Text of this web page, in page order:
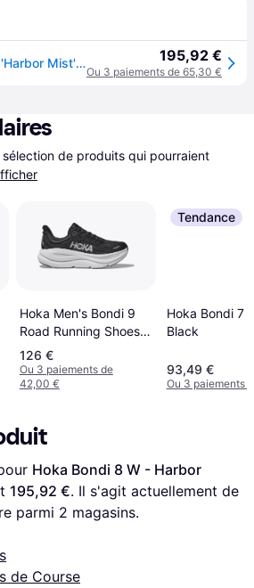
HOKA Wmns Bondi 8 'Harbor Mist' | Gris | US 6.5F 195,92 €
Ou 3 paiements de 65,30 €
de produits qui pourraient
Hoka Men's Bondi 9
Road Running Shoes -
Black/White
126 €
Ou 3 paiements de
42,00 €
Tendance
Hoka Bondi 7
Black
93,49 €
Ou 3 paiements
Hoka Bondi 8 W - Harbor
195,92 €. Il s'agit actuellement de
parmi 2 magasins.
de Course